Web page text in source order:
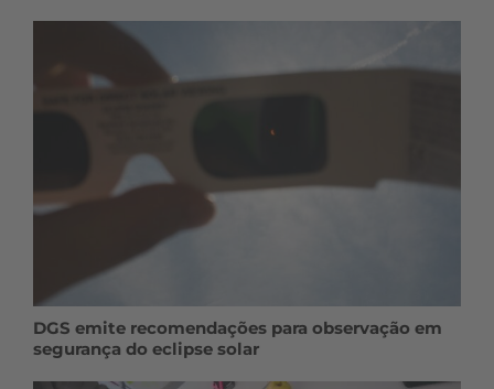
DGS emite recomendações para observação em
segurança do eclipse solar